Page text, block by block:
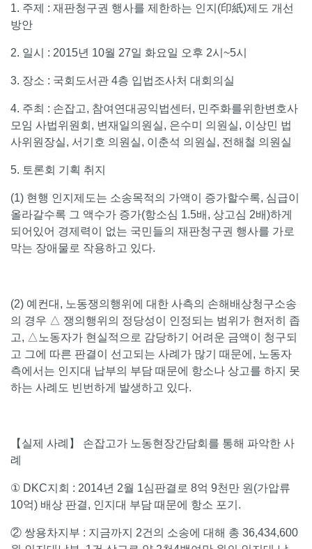
1. 주제 : 재판청구권 행사를 제한하는 인지(印紙)제도 개선
방안
2. 일시 : 2015년 10월 27일 화요일 오후 2시~5시
3. 장소 : 국회도서관 4층 입법조사처 대회의실
4. 주최 : 손잡고, 참여연대공익법센터, 민주화를위한변호사
모임 사법위원회, 변재일의원실, 은수미 의원실, 이상민 법
사위원장실, 서기호 의원실, 이춘석 의원실, 전해철 의원실
5. 토론회 기획 취지
(1) 현행 인지제도는 소송목적의 가액이 증가할수록, 심급이
올라갈수록 그 액수가 증가(항소심 1.5배, 상고심 2배)하게
되어있어 경제력이 없는 국민들의 재판청구권 행사를 가로
막는 장애물로 작용하고 있다.
(2) 예컨대, 노동쟁의행위에 대한 사측의 손해배상청구소송
의 경우 △ 쟁의행위의 정당성이 인정되는 범위가 현저히 좁
고, △노동자가 현실적으로 감당하기 어려운 금액이 청구되
고 그에 따른 판결이 선고되는 사례가 많기 때문에, 노동자
측에서는 인지대 납부의 부담 때문에 항소나 상고를 하지 못
하는 사례도 빈번하게 발생하고 있다.
【실제 사례】 손잡고가 노동현장간담회를 통해 파악한 사
례
① DKC지회 : 2014년 2월 1심판결로 8억 9천만 원(가압류
10억) 배상 판결, 인지대 부담 때문에 항소 포기.
② 쌍용차지부 : 지금까지 2건의 소송에 대해 총 36,434,600